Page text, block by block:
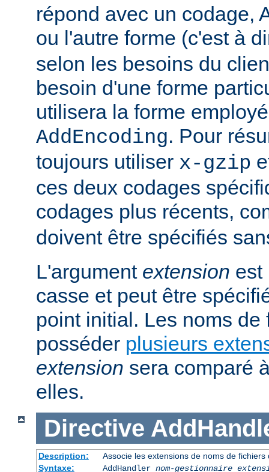
répond avec un codage,
ou l'autre forme (c'est à
selon les besoins du
besoin d'une forme
utilisera la forme
AddEncoding. Pour
toujours utiliser x-gzip
ces deux codages
codages plus récents,
doivent être spécifiés
L'argument extension est
casse et peut être
point initial. Les noms de
posséder plusieurs
extension sera comparé
elles.
Directive
Description:
Associe les extensions de noms de
Syntaxe:
AddHandler nom-gestionnaire